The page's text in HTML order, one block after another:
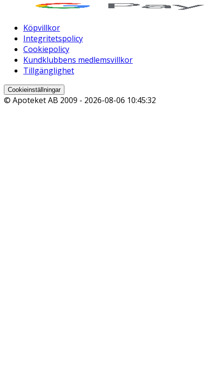
Köpvillkor
Integritetspolicy
Cookiepolicy
Kundklubbens medlemsvillkor
Tillgänglighet
Cookieinställningar
© Apoteket AB 2009 - 2026-08-06 10:45:32